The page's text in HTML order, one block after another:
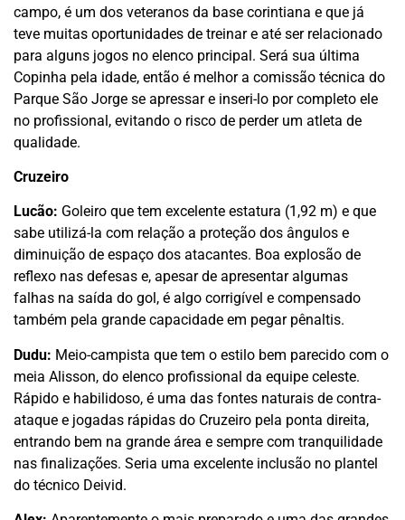
campo, é um dos veteranos da base corintiana e que já
teve muitas oportunidades de treinar e até ser relacionado
para alguns jogos no elenco principal. Será sua última
Copinha pela idade, então é melhor a comissão técnica do
Parque São Jorge se apressar e inseri-lo por completo ele
no profissional, evitando o risco de perder um atleta de
qualidade.
Cruzeiro
Lucão: Goleiro que tem excelente estatura (1,92 m) e que
sabe utilizá-la com relação a proteção dos ângulos e
diminuição de espaço dos atacantes. Boa explosão de
reflexo nas defesas e, apesar de apresentar algumas
falhas na saída do gol, é algo corrigível e compensado
também pela grande capacidade em pegar pênaltis.
Dudu: Meio-campista que tem o estilo bem parecido com o
meia Alisson, do elenco profissional da equipe celeste.
Rápido e habilidoso, é uma das fontes naturais de contra-
ataque e jogadas rápidas do Cruzeiro pela ponta direita,
entrando bem na grande área e sempre com tranquilidade
nas finalizações. Seria uma excelente inclusão no plantel
do técnico Deivid.